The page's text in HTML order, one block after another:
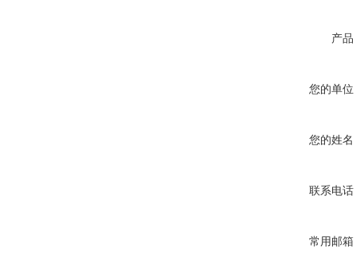
产品
您的单位
您的姓名
联系电话
常用邮箱